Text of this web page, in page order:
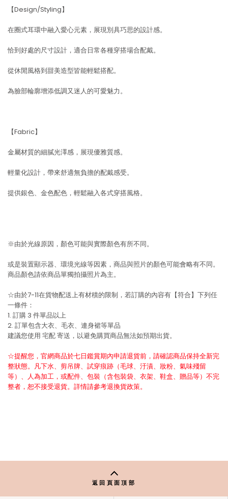
【Design/Styling】
在圈式耳環中融入愛心元素，展現別具巧思的設計感。
恰到好處的尺寸設計，適合日常各種穿搭場合配戴。
從休閒風格到甜美造型皆能輕鬆搭配。
為臉部輪廓增添低調又迷人的可愛魅力。
【Fabric】
金屬材質的細膩光澤感，展現優雅質感。
輕量化設計，帶來舒適無負擔的配戴感受。
提供銀色、金色配色，輕鬆融入各式穿搭風格。
※由於光線原因，顏色可能與實際顏色有所不同。
或是裝置顯示器、環境光線等因素，商品與照片的顏色可能會略有不同。
商品顏色請依商品單獨拍攝照片為主。
☆由於7-11在貨物配送上有材積的限制，若訂購的內容有【符合】下列任
一條件：
1. 訂購 3 件單品以上
2. 訂單包含大衣、毛衣、連身裙等單品
建議您使用 宅配寄送，以避免購買商品無法如預期出貨。
☆提醒您，官網商品於七日鑑賞期內申請退貨前，請確認商品保持全新完
整狀態。凡下水、剪吊牌、試穿痕跡（毛球、汙漬、妝粉、氣味殘留
等）、人為加工，或配件、包裝（含包裝袋、衣架、鞋盒、贈品等）不完
整者，恕不接受退貨。詳情請參考退換貨政策。
返回頁面頂部